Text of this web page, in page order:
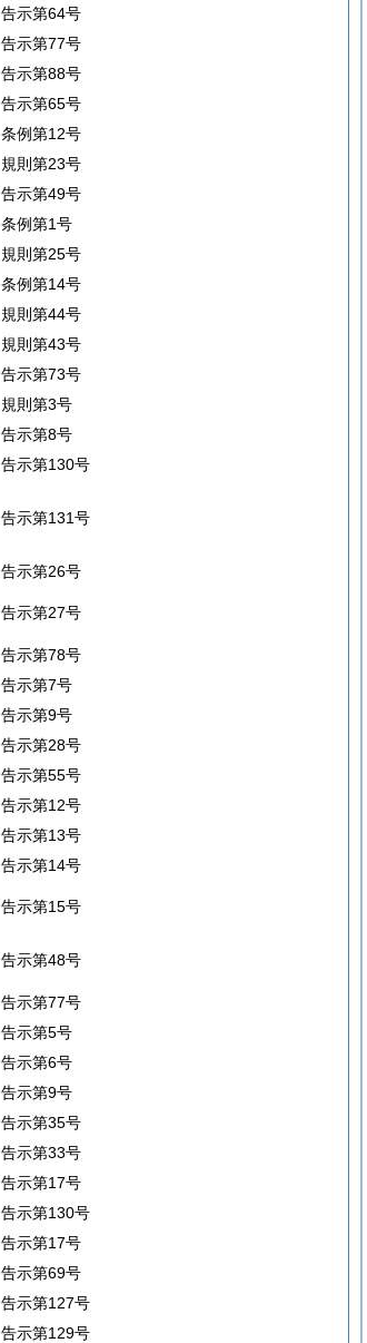
告示第64号
告示第77号
告示第88号
告示第65号
条例第12号
規則第23号
告示第49号
条例第1号
規則第25号
条例第14号
規則第44号
規則第43号
告示第73号
規則第3号
告示第8号
告示第130号
告示第131号
告示第26号
告示第27号
告示第78号
告示第7号
告示第9号
告示第28号
告示第55号
告示第12号
告示第13号
告示第14号
告示第15号
告示第48号
告示第77号
告示第5号
告示第6号
告示第9号
告示第35号
告示第33号
告示第17号
告示第130号
告示第17号
告示第69号
告示第127号
告示第129号